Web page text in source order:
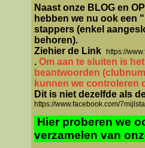
Naast onze BLOG en
hebben we nu ook een
stappers (enkel
behoren).
Ziehier de Link https://
. Om aan te sluiten is
beantwoorden
kunnen we controleren
Dit is niet dezelfde als
https://www.facebook.com/
Hier proberen we
verzamelen van